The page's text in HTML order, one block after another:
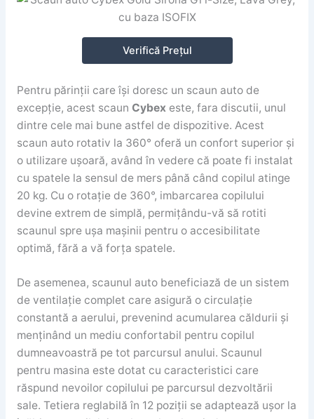
Verifică Prețul
Pentru părinții care își doresc un scaun auto de
excepție, acest scaun Cybex este, fara discutii, unul
dintre cele mai bune astfel de dispozitive. Acest
scaun auto rotativ la 360° oferă un confort superior și
o utilizare ușoară, având în vedere că poate fi instalat
cu spatele la sensul de mers până când copilul atinge
20 kg. Cu o rotație de 360°, imbarcarea copilului
devine extrem de simplă, permițându-vă să rotiti
scaunul spre ușa mașinii pentru o accesibilitate
optimă, fără a vă forța spatele.
De asemenea, scaunul auto beneficiază de un sistem
de ventilație complet care asigură o circulație
constantă a aerului, prevenind acumularea căldurii și
menținând un mediu confortabil pentru copilul
dumneavoastră pe tot parcursul anului. Scaunul
pentru masina este dotat cu caracteristici care
răspund nevoilor copilului pe parcursul dezvoltării
sale. Tetiera reglabilă în 12 poziții se adaptează ușor la